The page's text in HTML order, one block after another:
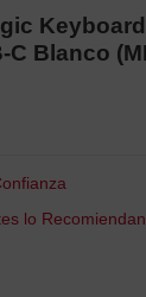
C Blanco
lo Recomiendan